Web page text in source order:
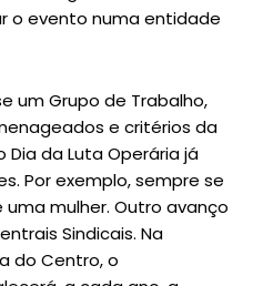
o evento numa entidade
um Grupo de Trabalho,
e critérios da
Dia da Luta Operária já
Por exemplo, sempre se
mulher. Outro avanço
Sindicais. Na
do Centro, o